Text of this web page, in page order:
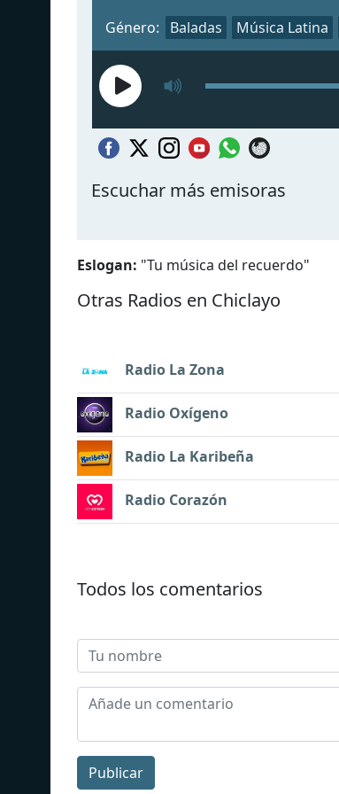
Género: Baladas Música Latina
Escuchar más emisoras
Eslogan: "Tu música del recuerdo"
Otras Radios en Chiclayo
Radio La Zona
Radio Oxígeno
Radio La Karibeña
Radio Corazón
Todos los comentarios
Publicar